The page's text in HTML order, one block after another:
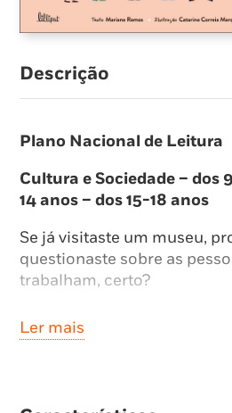
Descrição
Plano Nacional de Leitura
Cultura e Sociedade – dos
14 anos – dos 15-18 anos
Se já visitaste um museu,
questionaste sobre as
trabalham, certo?
Se nunca te passou pela
de pores mãos à obra e
Ler mais